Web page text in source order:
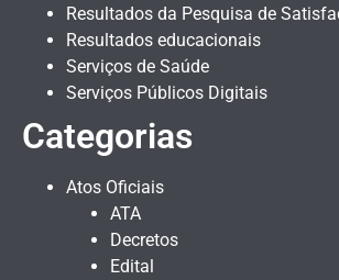
Resultados da Pesquisa de
Resultados educacionais
Serviços de Saúde
Serviços Públicos Digitais
Categorias
Atos Oficiais
ATA
Decretos
Edital